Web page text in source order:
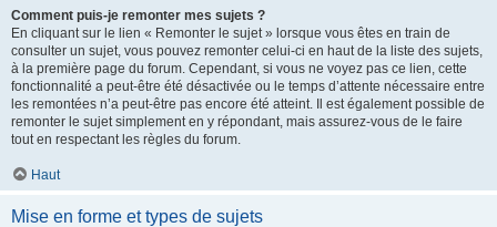
Comment puis-je remonter mes sujets ?
En cliquant sur le lien « Remonter le sujet » lorsque vous êtes en train de
consulter un sujet, vous pouvez remonter celui-ci en haut de la liste des sujets,
à la première page du forum. Cependant, si vous ne voyez pas ce lien, cette
fonctionnalité a peut-être été désactivée ou le temps d’attente nécessaire entre
les remontées n’a peut-être pas encore été atteint. Il est également possible de
remonter le sujet simplement en y répondant, mais assurez-vous de le faire
tout en respectant les règles du forum.
Haut
Mise en forme et types de sujets